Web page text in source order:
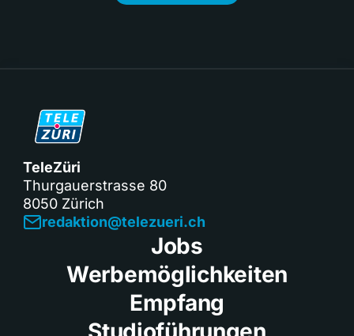
TeleZüri
Thurgauerstrasse 80
8050 Zürich
redaktion@telezueri.ch
Jobs
Werbemöglichkeiten
Empfang